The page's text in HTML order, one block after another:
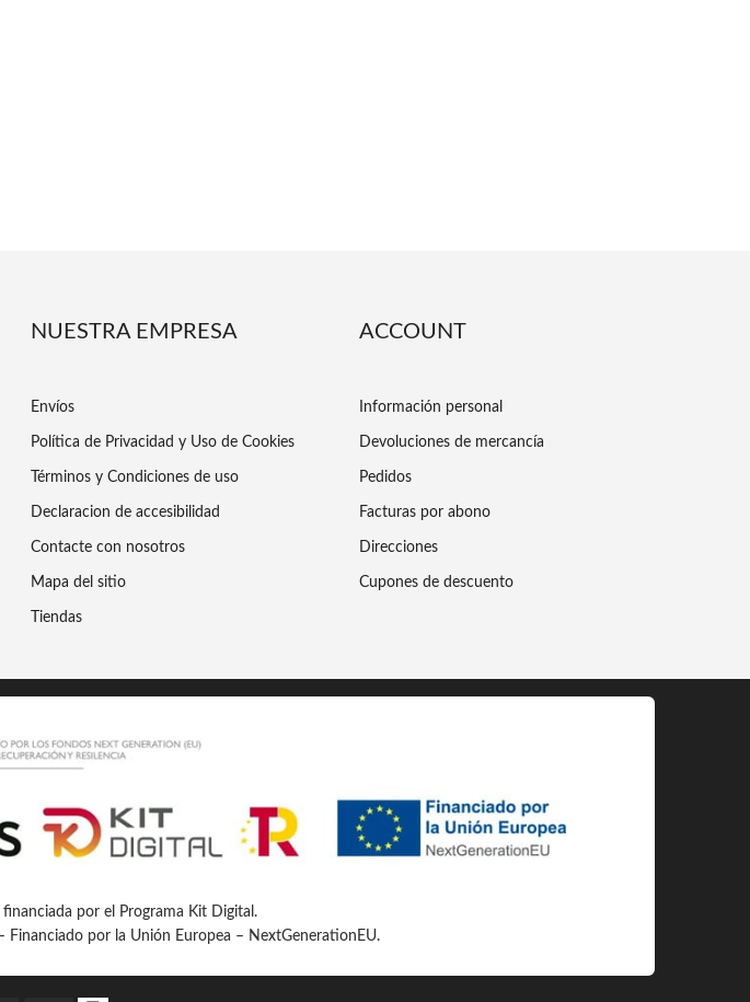
NUESTRA EMPRESA
Envíos
Política de Privacidad y Uso de Cookies
Términos y Condiciones de uso
Declaracion de accesibilidad
Contacte con nosotros
Mapa del sitio
Tiendas
ACCOUNT
Información personal
Devoluciones de mercancía
Pedidos
Facturas por abono
Direcciones
Cupones de descuento
por el Programa Kit Digital.
Financiado por la Unión Europea – NextGenerationEU.